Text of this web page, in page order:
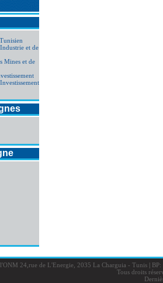
et de
Mines et de
l'ONM 24,rue de L'Energie, 2035 La Charguia - Tunis |BP:
Tous droits